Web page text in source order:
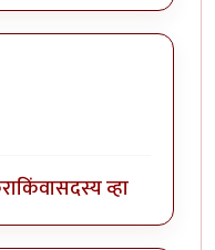
किंवासदस्य व्हा